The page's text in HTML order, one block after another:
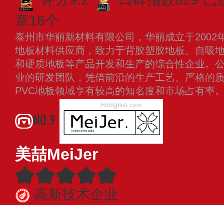
章16个
泰州市华丽新材料有限公司，华丽成立于2002
地板材料供应商，致力于背胶塑胶地板、自吸
和硬质地板等产品开发和生产的综合性企业。
业的研发团队，凭借前沿的生产工艺、严格的
PVC地板领域享有较高的知名度和市场占有率
NO.9
美喆MeiJer
高新技术企业